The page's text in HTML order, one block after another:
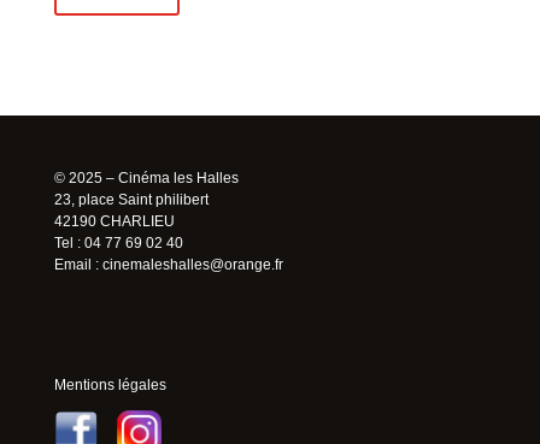
© 2025 – Cinéma les Halles
23, place Saint philibert
42190 CHARLIEU
Tel : 04 77 69 02 40
Email : cinemaleshalles@orange.fr
Mentions légales